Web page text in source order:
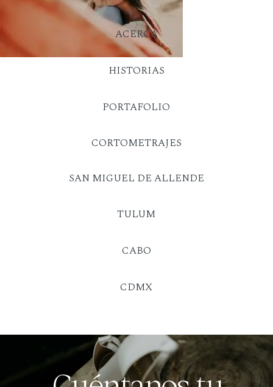
ACERCA
SAN MIGUEL DE ALLENDE
HISTORIAS
TULUM
PORTAFOLIO
CABO
CDMX
CORTOMETRAJES